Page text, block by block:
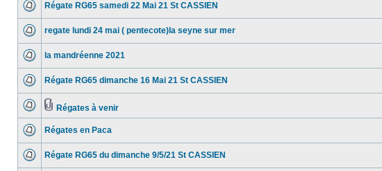
Régate RG65 samedi 22 Mai 21 St CASSIEN
regate lundi 24 mai ( pentecote)la seyne sur mer
la mandréenne 2021
Régate RG65 dimanche 16 Mai 21 St CASSIEN
Régates à venir
Régates en Paca
Régate RG65 du dimanche 9/5/21 St CASSIEN